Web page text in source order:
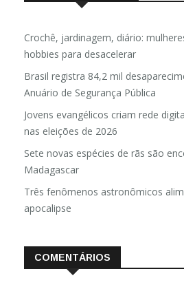
Crochê, jardinagem, diário:
hobbies para desacelerar
Brasil registra 84,2 mil
Anuário de Segurança Pública
Jovens evangélicos criam rede
nas eleições de 2026
Sete novas espécies de rãs são
Madagascar
Três fenômenos astronômicos
apocalipse
COMENTÁRIOS